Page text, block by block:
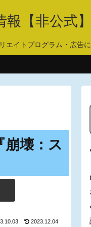
報【非公式
エイトプログラム・広告
崩壊：ス
2023.12.04